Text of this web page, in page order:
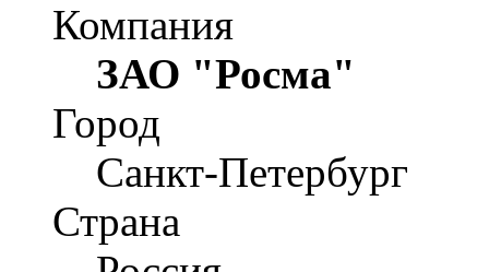
Компания
ЗАО "Росма"
Город
Санкт-Петербург
Страна